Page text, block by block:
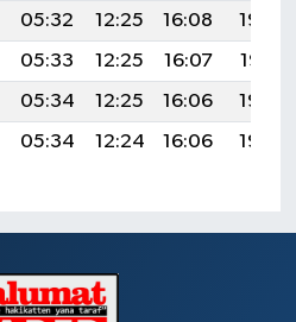
05:32 12:25 16:08
19:08
05:33 12:25 16:07
19:07
05:34 12:25 16:06
19:06
05:34 12:24 16:06 19:04